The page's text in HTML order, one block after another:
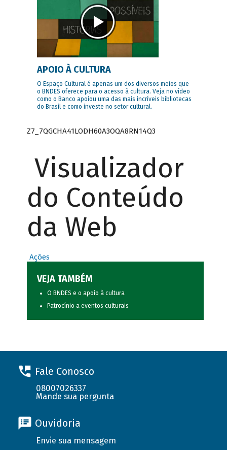
APOIO À CULTURA
O Espaço Cultural é apenas um dos diversos meios que
o BNDES oferece para o acesso à cultura. Veja no vídeo
como o Banco apoiou uma das mais incríveis bibliotecas
do Brasil e como investe no setor cultural.
Z7_7QGCHA41LODH60A3OQA8RN14Q3
Visualizador
do Conteúdo
da Web
Ações
VEJA TAMBÉM
O BNDES e o apoio à cultura
Patrocínio a eventos culturais
Fale Conosco
08007026337
Mande sua pergunta
Ouvidoria
Envie sua mensagem